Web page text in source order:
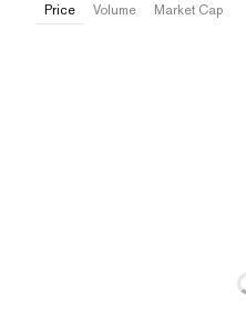
Price Volume Market Cap